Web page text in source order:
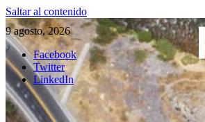
Saltar al contenido
9 agosto, 2026
Facebook
Twitter
LinkedIn